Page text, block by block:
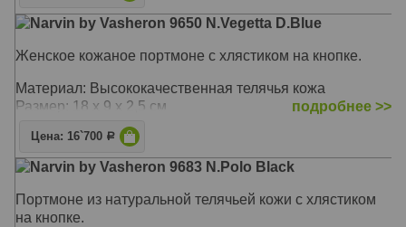
Narvin by Vasheron 9650 N.Vegetta D.Blue
Женское кожаное портмоне с хлястиком на кнопке.
Материал: Высококачественная телячья кожа
Размер: 18 х 9 х 2,5 см
подробнее >>
Цена: 16`700 Р
Narvin by Vasheron 9683 N.Polo Black
Портмоне из натуральной телячьей кожи с хлястиком
на кнопке.